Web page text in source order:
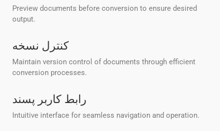
Preview documents before conversion to ensure desired
output.
کنترل نسخه
Maintain version control of documents through efficient
conversion processes.
رابط کاربر پسند
Intuitive interface for seamless navigation and operation.